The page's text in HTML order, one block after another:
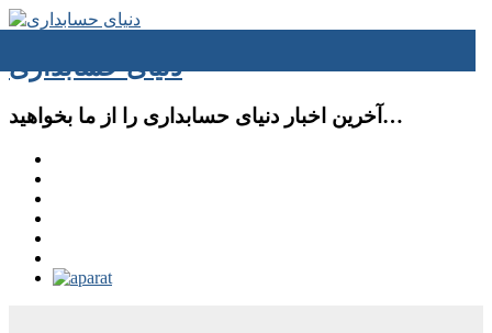
دنیای حسابداری
آخرین اخبار دنیای حسابداری را از ما بخواهید…